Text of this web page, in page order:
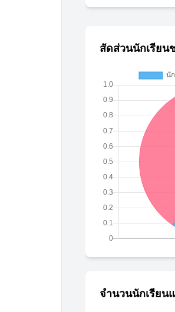
สัดส่วนนักเรียน
จำนวนนักเรียน